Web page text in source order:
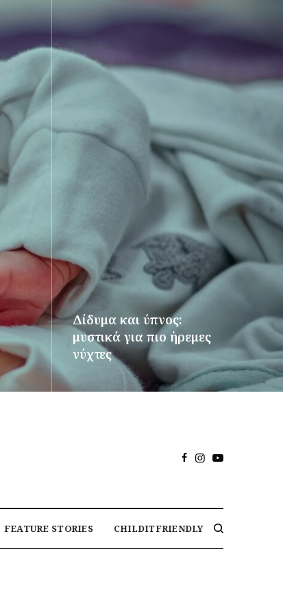
Δίδυμα και ύπνος:
μυστικά για πιο ήρεμες
νύχτες
ΠΕΡΙΣΣΌΤΕΡΑ
FEATURE STORIES CHILDITFRIENDLY